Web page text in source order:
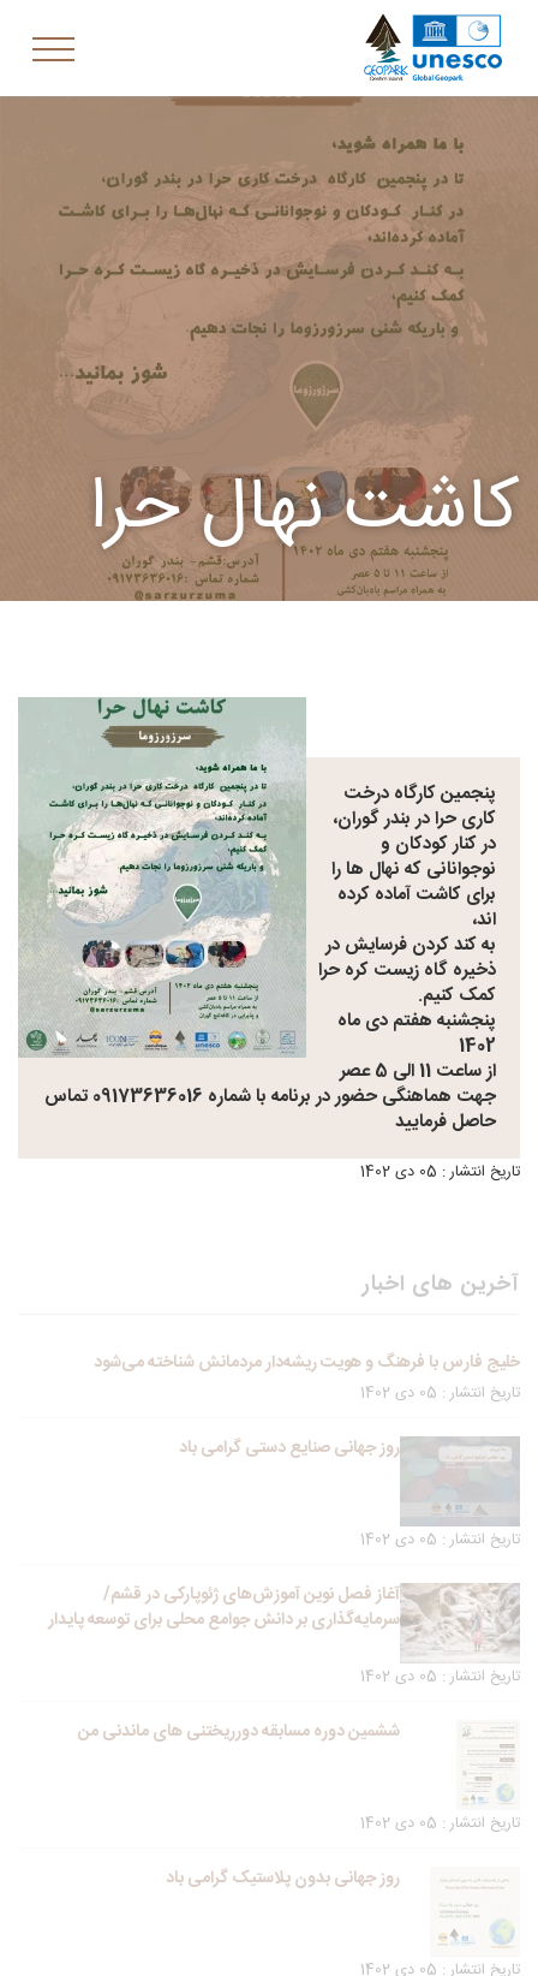
کاشت نهال حرا
پنجمین کارگاه درخت
کاری حرا در بندر گوران،
در کنار کودکان و
نوجوانانی که نهال ها را
برای کاشت آماده کرده
اند،
به کند کردن فرسایش در
ذخیره گاه زیست کره حرا
کمک کنیم.
پنجشنبه هفتم دی ماه
1402
از ساعت 11 الی 5 عصر
جهت هماهنگی حضور در برنامه با شماره 09173636016 تماس
حاصل فرمایید
تاریخ انتشار : 05 دی 1402
آخرین های اخبار
خلیج فارس با فرهنگ و هویت ریشه‌دار مردمانش شناخته می‌شود
تاریخ انتشار : 05 دی 1402
روز جهانی صنایع دستی گرامی باد
تاریخ انتشار : 05 دی 1402
آغاز فصل نوین آموزش‌های ژئوپارکی در قشم/
سرمایه‌گذاری بر دانش جوامع محلی برای توسعه پایدار
تاریخ انتشار : 05 دی 1402
ششمین دوره مسابقه دورریختنی های ماندنی من
تاریخ انتشار : 05 دی 1402
روز جهانی بدون پلاستیک گرامی باد
تاریخ انتشار : 05 دی 1402